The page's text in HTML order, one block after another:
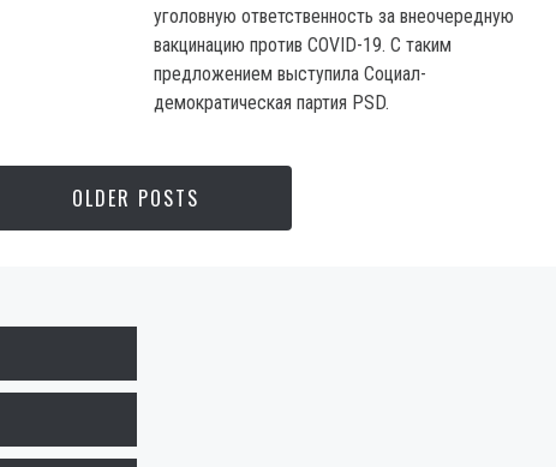
уголовную ответственность за внеочередную
вакцинацию против COVID-19. С таким
предложением выступила Социал-
демократическая партия PSD.
OLDER POSTS